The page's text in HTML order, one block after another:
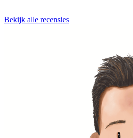
Bekijk alle recensies